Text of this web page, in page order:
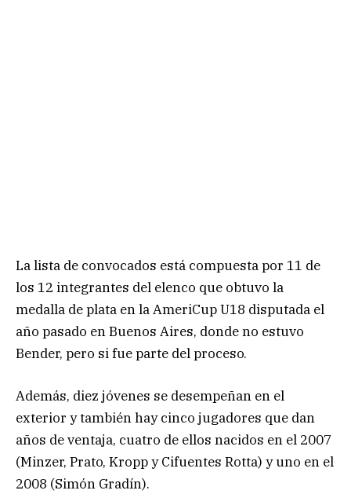
La lista de convocados está compuesta por 11 de
los 12 integrantes del elenco que obtuvo la
medalla de plata en la AmeriCup U18 disputada el
año pasado en Buenos Aires, donde no estuvo
Bender, pero si fue parte del proceso.
Además, diez jóvenes se desempeñan en el
exterior y también hay cinco jugadores que dan
años de ventaja, cuatro de ellos nacidos en el 2007
(Minzer, Prato, Kropp y Cifuentes Rotta) y uno en el
2008 (Simón Gradín).